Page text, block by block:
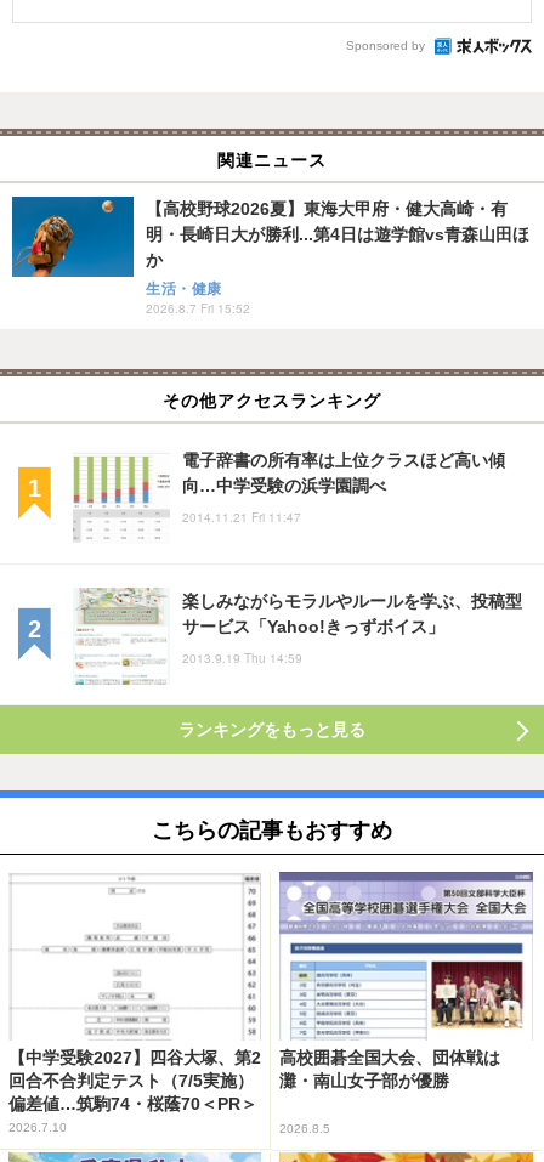
Sponsored by
関連ニュース
【高校野球2026夏】東海大甲府・健大高崎・有
明・長崎日大が勝利...第4日は遊学館vs青森山田ほ
か
生活・健康
2026.8.7 Fri 15:52
その他アクセスランキング
電子辞書の所有率は上位クラスほど高い傾
向…中学受験の浜学園調べ
2014.11.21 Fri 11:47
楽しみながらモラルやルールを学ぶ、投稿型
サービス「Yahoo!きっずボイス」
2013.9.19 Thu 14:59
ランキングをもっと見る
こちらの記事もおすすめ
【中学受験2027】四谷大塚、第2
回合不合判定テスト（7/5実施）
偏差値…筑駒74・桜蔭70＜PR＞
2026.7.10
高校囲碁全国大会、団体戦は
灘・南山女子部が優勝
2026.8.5